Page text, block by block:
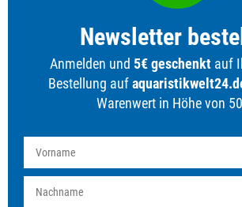
Newsletter
Anmelden und 5€ geschenktauf
Bestellung auf
Warenwert in Höhe von